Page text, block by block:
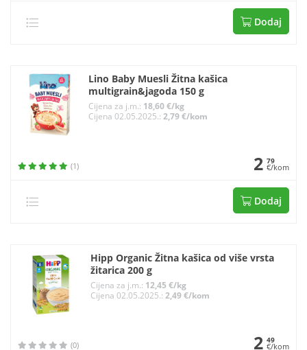
Dodaj
Lino Baby Muesli Žitna kašica
multigrain&jagoda 150 g
Cijena za j.m.: 18,60 €/kg
Cijena 02.05.2025.:2,79 €/kom
(1) 2 79
€/kom
Dodaj
Hipp Organic Žitna kašica od više vrsta
žitarica 200 g
Cijena za j.m.: 12,45 €/kg
Cijena 02.05.2025.:2,49 €/kom
(0) 2 49
€/kom